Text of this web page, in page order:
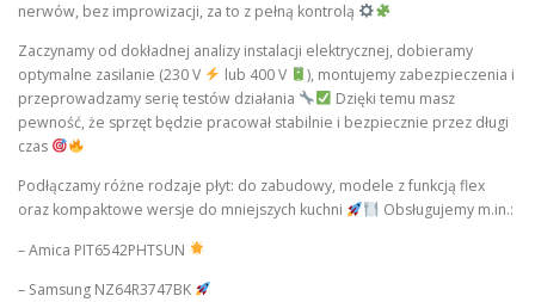
nerwów, bez improwizacji, za to z pełną kontrolą
Zaczynamy od dokładnej analizy instalacji elektrycznej, dobieramy
optymalne zasilanie (230 V
lub 400 V
), montujemy zabezpieczenia i
przeprowadzamy serię testów działania
Dzięki temu masz
pewność, że sprzęt będzie pracował stabilnie i bezpiecznie przez długi
czas
Podłączamy różne rodzaje płyt: do zabudowy, modele z funkcją flex
oraz kompaktowe wersje do mniejszych kuchni
Obsługujemy m.in.:
– Amica PIT6542PHTSUN
– Samsung NZ64R3747BK